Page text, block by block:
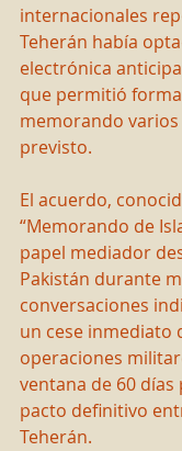
internacionales
Teherán había
electrónica
que permitió
memorando
previsto.
El acuerdo,
“Memorando de
papel mediador
Pakistán durante
conversaciones
un cese inmediato
operaciones
ventana de 60
pacto definitivo
Teherán.